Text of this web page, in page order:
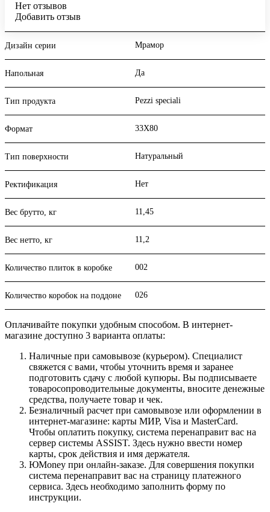
Нет отзывов
Добавить отзыв
Дизайн серии Мрамор
Напольная Да
Тип продукта Pezzi speciali
Формат 33X80
Тип поверхности Натуральный
Ректификация Нет
Вес брутто, кг 11,45
Вес нетто, кг 11,2
Количество плиток в коробке 002
Количество коробок на поддоне 026
Оплачивайте покупки удобным способом. В интернет-
магазине доступно 3 варианта оплаты:
Наличные при самовывозе (курьером). Специалист
свяжется с вами, чтобы уточнить время и заранее
подготовить сдачу с любой купюры. Вы подписываете
товаросопроводительные документы, вносите денежные
средства, получаете товар и чек.
Безналичный расчет при самовывозе или оформлении в
интернет-магазине: карты МИР, Visa и MasterCard.
Чтобы оплатить покупку, система перенаправит вас на
сервер системы ASSIST. Здесь нужно ввести номер
карты, срок действия и имя держателя.
ЮMoney при онлайн-заказе. Для совершения покупки
система перенаправит вас на страницу платежного
сервиса. Здесь необходимо заполнить форму по
инструкции.